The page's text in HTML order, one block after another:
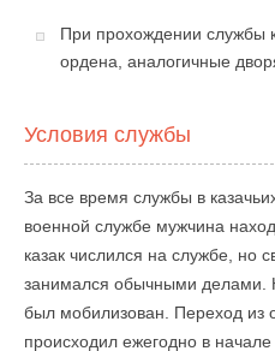
При прохождении службы
ордена, аналогичные
Условия службы
За все время службы в
военной службе мужчина
казак числился на службе, но
занимался обычными делами.
был мобилизован. Переход из
происходил ежегодно в начале